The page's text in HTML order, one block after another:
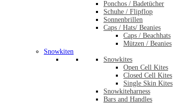
Ponchos / Badetücher
Schuhe / Flipflop
Sonnenbrillen
Caps / Hats/ Beanies
Caps / Beachhats
Mützen / Beanies
Snowkiten
Snowkites
Open Cell Kites
Closed Cell Kites
Single Skin Kites
Snowkiteharness
Bars and Handles